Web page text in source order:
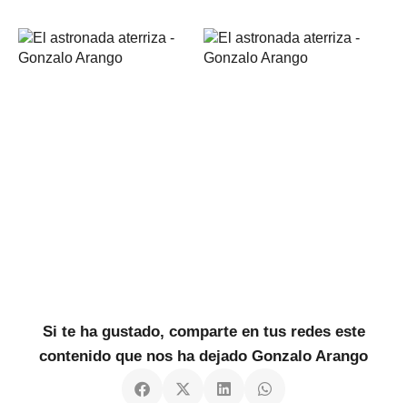
Si te ha gustado, comparte en tus redes este
contenido que nos ha dejado Gonzalo Arango